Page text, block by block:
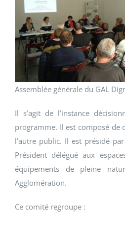
Assemblée générale du GAL
Il s’agit de l’instance
programme. Il est composé de
l’autre public. Il est présidé
Président délégué aux
équipements de pleine
Agglomération.
Ce comité regroupe :